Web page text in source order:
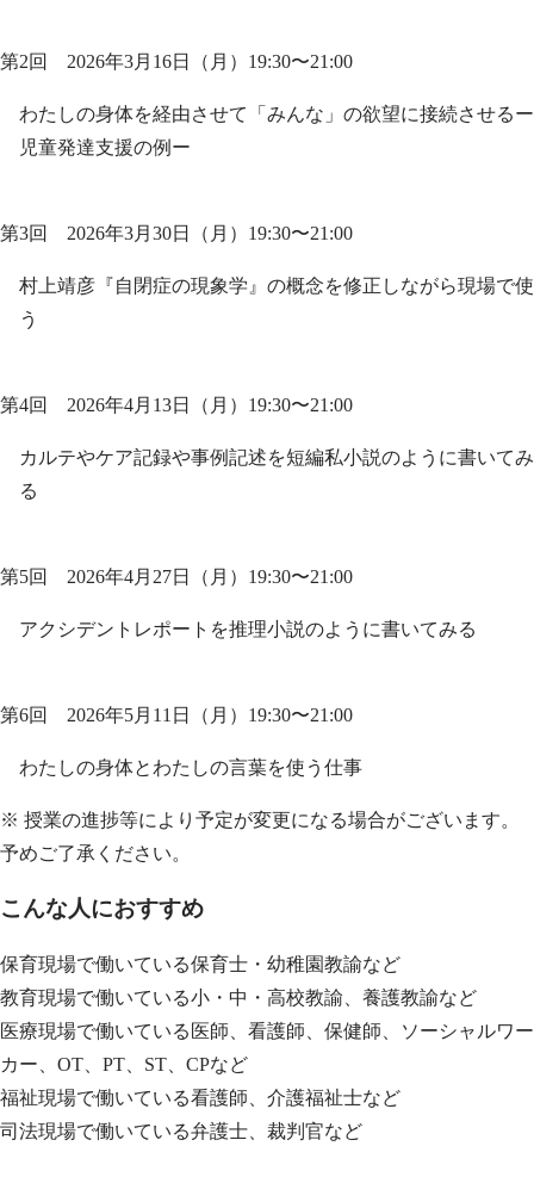
第2回 2026年3月16日（月）19:30〜21:00
わたしの身体を経由させて「みんな」の欲望に接続させるー
児童発達支援の例ー
第3回 2026年3月30日（月）19:30〜21:00
村上靖彦『自閉症の現象学』の概念を修正しながら現場で使
う
第4回 2026年4月13日（月）19:30〜21:00
カルテやケア記録や事例記述を短編私小説のように書いてみ
る
第5回 2026年4月27日（月）19:30〜21:00
アクシデントレポートを推理小説のように書いてみる
第6回 2026年5月11日（月）19:30〜21:00
わたしの身体とわたしの言葉を使う仕事
※ 授業の進捗等により予定が変更になる場合がございます。
予めご了承ください。
こんな人におすすめ
保育現場で働いている保育士・幼稚園教諭など
教育現場で働いている小・中・高校教諭、養護教諭など
医療現場で働いている医師、看護師、保健師、ソーシャルワー
カー、OT、PT、ST、CPなど
福祉現場で働いている看護師、介護福祉士など
司法現場で働いている弁護士、裁判官など